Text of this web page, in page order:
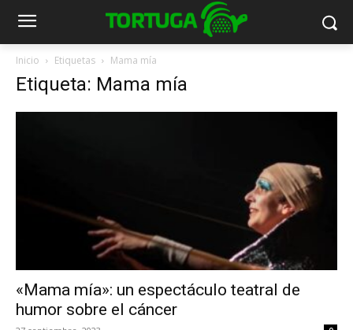
Inicio Etiquetas Mama mía
Etiqueta: Mama mía
«Mama mía»: un espectáculo teatral de
humor sobre el cáncer